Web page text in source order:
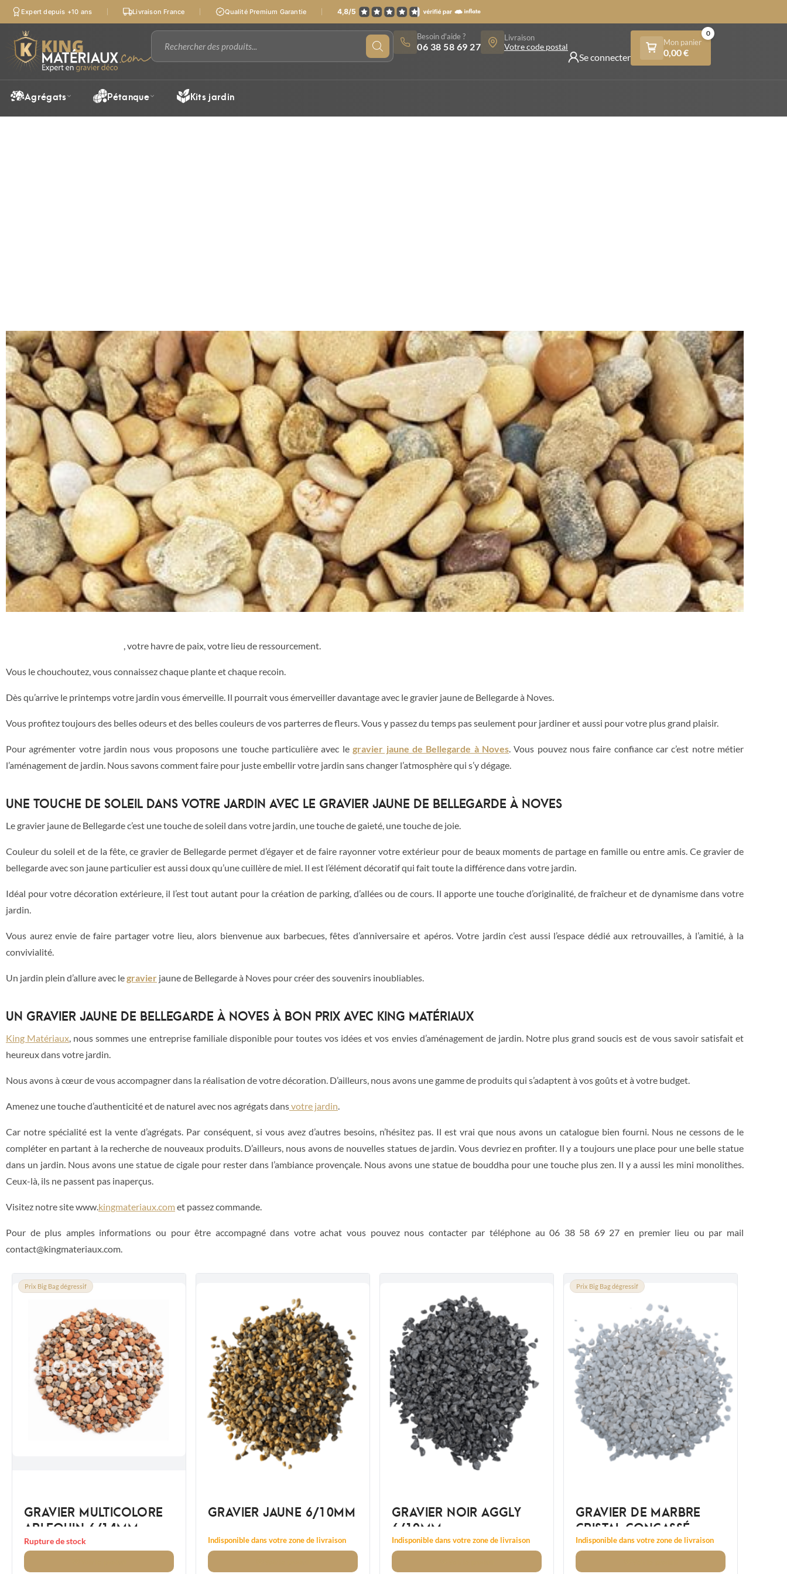
Expert depuis +10 ans Livraison France Qualité Premium Garantie
Besoin d'aide ?
06 38 58 69 27
Livraison
Votre code postal
Se connecter
Mon panier
0,00€
0
Agrégats Pétanque Kits jardin
, votre havre de paix, votre lieu de ressourcement.
Vous le chouchoutez, vous connaissez chaque plante et chaque recoin.
Dès qu’arrive le printemps votre jardin vous émerveille. Il pourrait vous émerveiller davantage avec le gravier jaune de Bellegarde à Noves.
Vous profitez toujours des belles odeurs et des belles couleurs de vos parterres de fleurs. Vous y passez du temps pas seulement pour jardiner et aussi pour votre plus grand plaisir.
Pour agrémenter votre jardin nous vous proposons une touche particulière avec legravier jaune de Bellegarde à Noves. Vous pouvez nous faire confiance car c’est notre métier
l’aménagement de jardin. Nous savons comment faire pour juste embellir votre jardin sans changer l’atmosphère qui s’y dégage.
UNE TOUCHE DE SOLEIL DANS VOTRE JARDIN AVEC LE GRAVIER JAUNE DE BELLEGARDE À NOVES
Le gravier jaune de Bellegarde c’est une touche de soleil dans votre jardin, une touche de gaieté, une touche de joie.
Couleur du soleil et de la fête, ce gravier de Bellegarde permet d’égayer et de faire rayonner votre extérieur pour de beaux moments de partage en famille ou entre amis. Ce gravier de
bellegarde avec son jaune particulier est aussi doux qu’une cuillère de miel. Il est l’élément décoratif qui fait toute la différence dans votre jardin.
Idéal pour votre décoration extérieure, il l’est tout autant pour la création de parking, d’allées ou de cours. Il apporte une touche d’originalité, de fraîcheur et de dynamisme dans votre
jardin.
Vous aurez envie de faire partager votre lieu, alors bienvenue aux barbecues, fêtes d’anniversaire et apéros. Votre jardin c’est aussi l’espace dédié aux retrouvailles, à l’amitié, à la
convivialité.
Un jardin plein d’allure avec legravier jaune de Bellegarde à Noves pour créer des souvenirs inoubliables.
UN GRAVIER JAUNE DE BELLEGARDE À NOVES À BON PRIX AVEC KING MATÉRIAUX
King Matériaux , nous sommes une entreprise familiale disponible pour toutes vos idées et vos envies d’aménagement de jardin. Notre plus grand soucis est de vous savoir satisfait et
heureux dans votre jardin.
Nous avons à cœur de vous accompagner dans la réalisation de votre décoration. D’ailleurs, nous avons une gamme de produits qui s’adaptent à vos goûts et à votre budget.
Amenez une touche d’authenticité et de naturel avec nos agrégats dansvotre jardin
Car notre spécialité est la vente d’agrégats. Par conséquent, si vous avez d’autres besoins, n’hésitez pas. Il est vrai que nous avons un catalogue bien fourni. Nous ne cessons de le
compléter en partant à la recherche de nouveaux produits. D’ailleurs, nous avons de nouvelles statues de jardin. Vous devriez en profiter. Il y a toujours une place pour une belle statue
dans un jardin. Nous avons une statue de cigale pour rester dans l’ambiance provençale. Nous avons une statue de bouddha pour une touche plus zen. Il y a aussi les mini monolithes.
Ceux-là, ils ne passent pas inaperçus.
Visitez notre site www. kingmateriaux.comet passez commande.
Pour de plus amples informations ou pour être accompagné dans votre achat vous pouvez nous contacter par téléphone au 06 38 58 69 27 en premier lieu ou par mail
contact@kingmateriaux.com.
Prix Big Bag dégressif
GRAVIER MULTICOLORE
ARLEQUIN 6/14MM
Rupture de stock
GRAVIER JAUNE 6/10MM
Indisponible dans votre zone de livraison
GRAVIER NOIR AGGLY
6/10MM
Indisponible dans votre zone de livraison
Prix Big Bag dégressif
GRAVIER DE MARBRE
CRISTAL CONCASSÉ
8/12MM
Indisponible dans votre zone de livraison